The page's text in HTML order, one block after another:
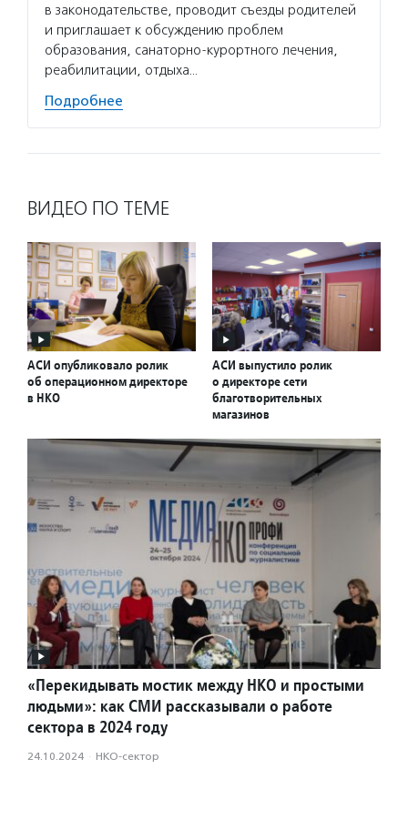
в законодательстве, проводит съезды родителей
и приглашает к обсуждению проблем
образования, санаторно-курортного лечения,
реабилитации, отдыха…
Подробнее
ВИДЕО ПО ТЕМЕ
АСИ опубликовало ролик
об операционном директоре
в НКО
АСИ выпустило ролик
о директоре сети
благотворительных
магазинов
«Перекидывать мостик между НКО и простыми
людьми»: как СМИ рассказывали о работе
сектора в 2024 году
24.10.2024 · НКО-сектор